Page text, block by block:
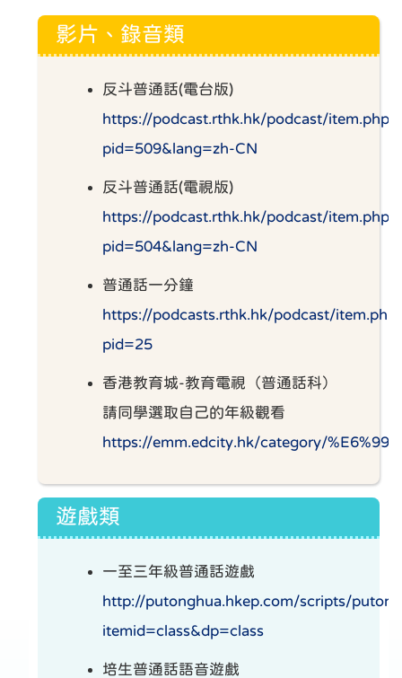
影片、錄音類
反斗普通話(電台版)
https://podcast.rthk.hk/podcast/item.php?
pid=509&lang=zh-CN
反斗普通話(電視版)
https://podcast.rthk.hk/podcast/item.php?
pid=504&lang=zh-CN
普通話一分鐘
https://podcasts.rthk.hk/podcast/
pid=25
香港教育城-教育電視（普通話科）
請同學選取自己的年級觀看
https://emm.edcity.hk/category/
遊戲類
一至三年級普通話遊戲
http://putonghua.hkep.com/scripts/
itemid=class&dp=class
培生普通話語音遊戲